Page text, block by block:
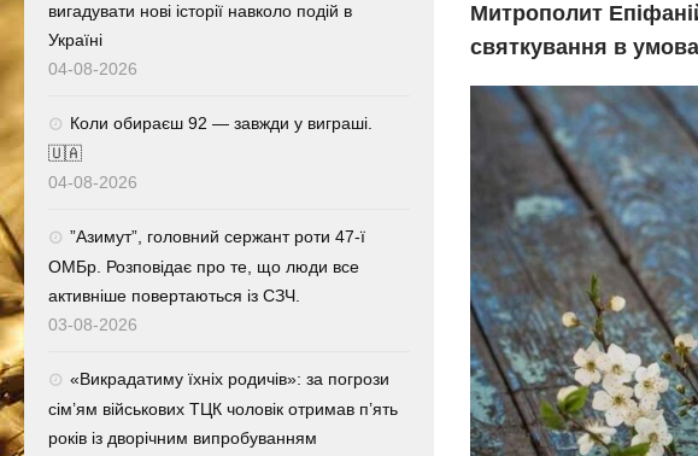
Митрополит
святкування в
вигадувати нові історії навколо подій в
Україні
04-08-2026
Коли обираєш 92 — завжди у виграші.
🇺🇦
04-08-2026
⁨”Азимут”, головний сержант роти 47-ї
ОМБр. Розповідає про те, що люди все
активніше повертаються із СЗЧ.
03-08-2026
«Викрадатиму їхніх родичів»: за погрози
сім’ям військових ТЦК чоловік отримав п’ять
років із дворічним випробуванням